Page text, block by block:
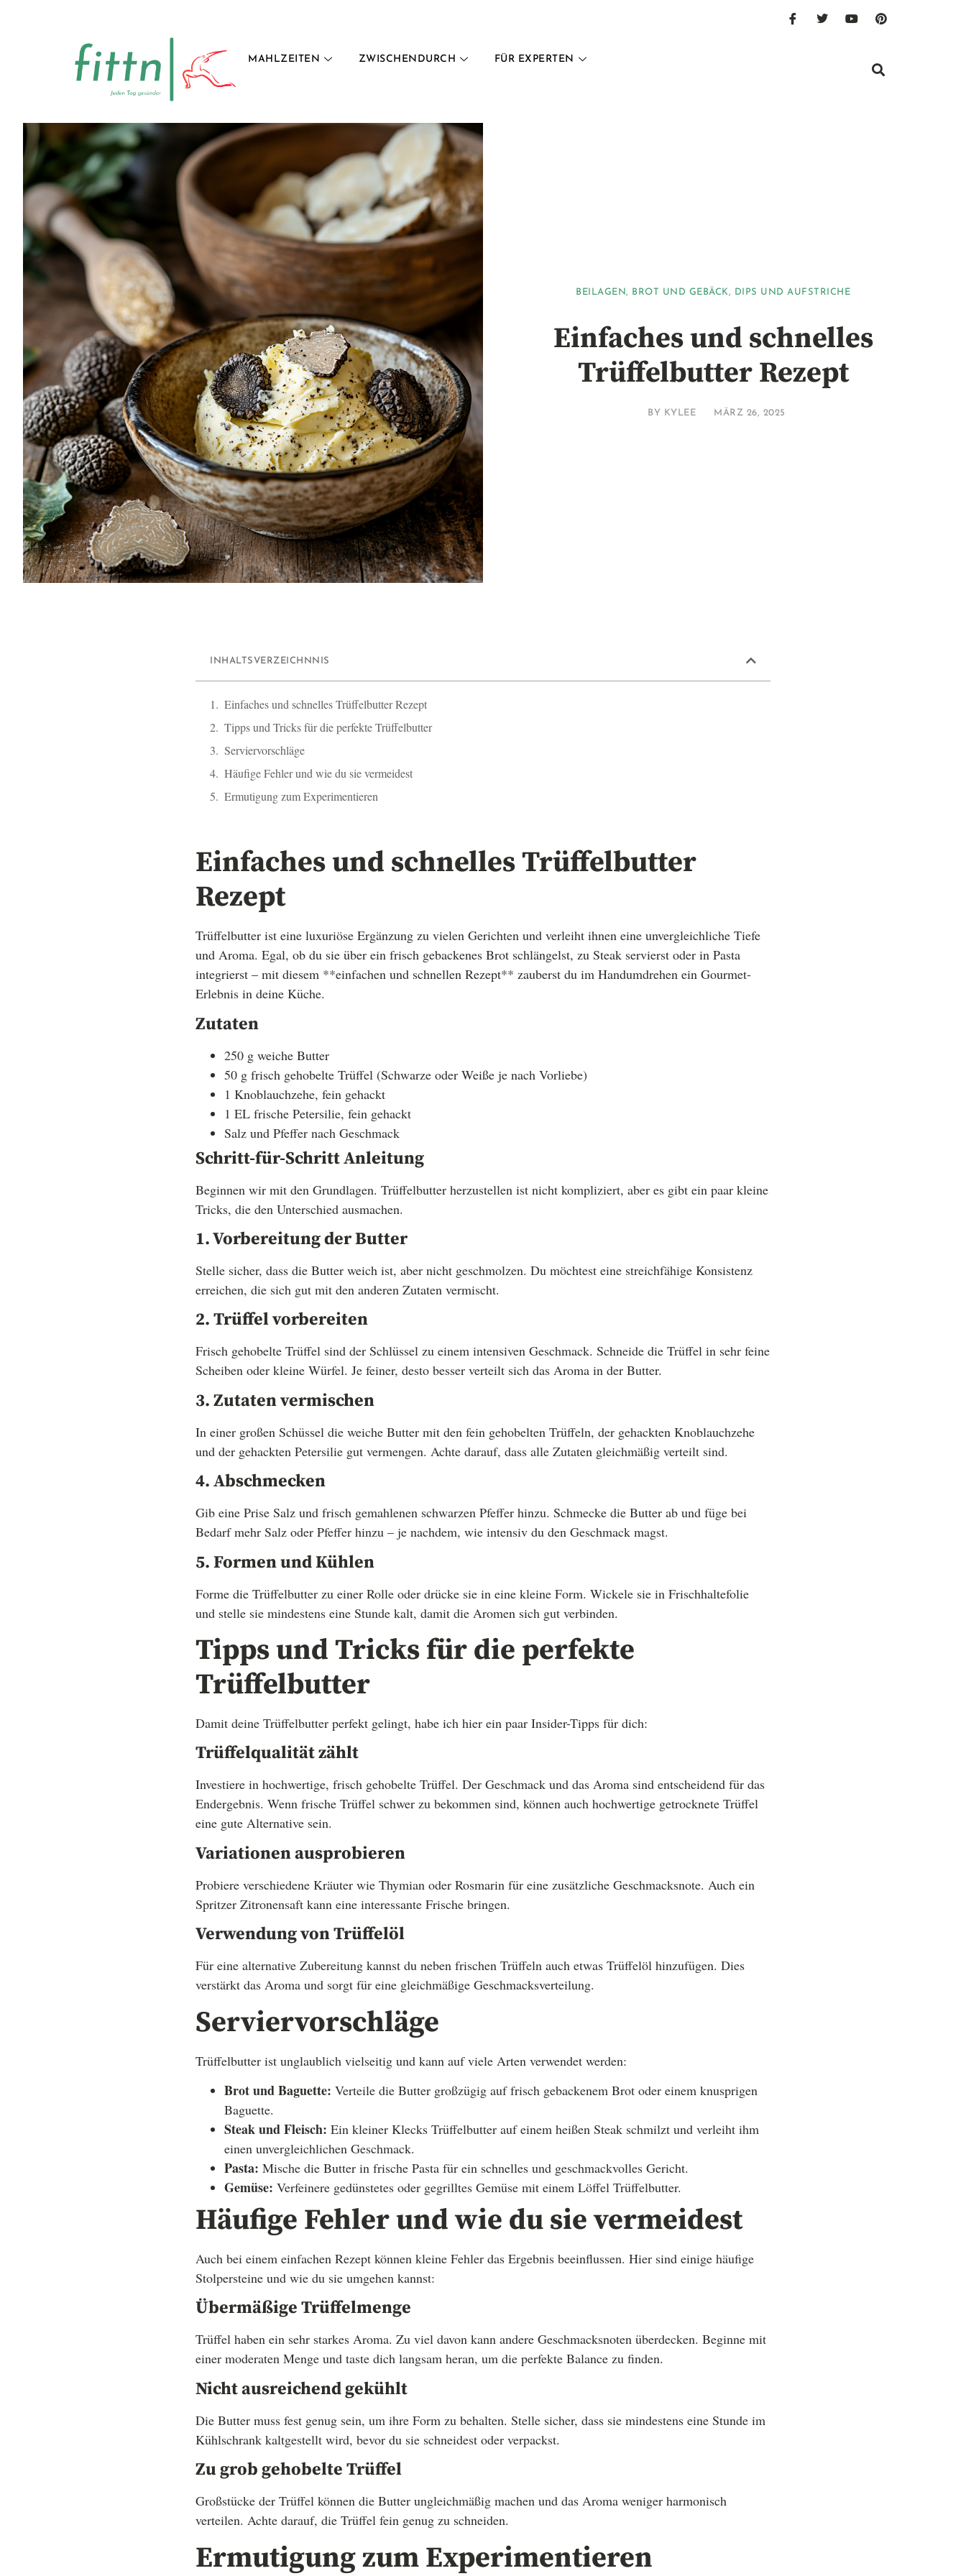
MAHLZEITEN ZWISCHENDURCH FÜR EXPERTEN
BEILAGEN, BROT UND GEBÄCK, DIPS UND AUFSTRICHE
Einfaches und schnelles
Trüffelbutter Rezept
BY KYLEE MÄRZ 26, 2025
INHALTSVERZEICHNNIS
Einfaches und schnelles Trüffelbutter Rezept
Tipps und Tricks für die perfekte Trüffelbutter
Serviervorschläge
Häufige Fehler und wie du sie vermeidest
Ermutigung zum Experimentieren
Einfaches und schnelles Trüffelbutter
Rezept
Trüffelbutter ist eine luxuriöse Ergänzung zu vielen Gerichten und verleiht ihnen eine unvergleichliche Tiefe
und Aroma. Egal, ob du sie über ein frisch gebackenes Brot schlängelst, zu Steak servierst oder in Pasta
integrierst – mit diesem **einfachen und schnellen Rezept** zauberst du im Handumdrehen ein Gourmet-
Erlebnis in deine Küche.
Zutaten
250 g weiche Butter
50 g frisch gehobelte Trüffel (Schwarze oder Weiße je nach Vorliebe)
1 Knoblauchzehe, fein gehackt
1 EL frische Petersilie, fein gehackt
Salz und Pfeffer nach Geschmack
Schritt-für-Schritt Anleitung
Beginnen wir mit den Grundlagen. Trüffelbutter herzustellen ist nicht kompliziert, aber es gibt ein paar kleine
Tricks, die den Unterschied ausmachen.
1. Vorbereitung der Butter
Stelle sicher, dass die Butter weich ist, aber nicht geschmolzen. Du möchtest eine streichfähige Konsistenz
erreichen, die sich gut mit den anderen Zutaten vermischt.
2. Trüffel vorbereiten
Frisch gehobelte Trüffel sind der Schlüssel zu einem intensiven Geschmack. Schneide die Trüffel in sehr feine
Scheiben oder kleine Würfel. Je feiner, desto besser verteilt sich das Aroma in der Butter.
3. Zutaten vermischen
In einer großen Schüssel die weiche Butter mit den fein gehobelten Trüffeln, der gehackten Knoblauchzehe
und der gehackten Petersilie gut vermengen. Achte darauf, dass alle Zutaten gleichmäßig verteilt sind.
4. Abschmecken
Gib eine Prise Salz und frisch gemahlenen schwarzen Pfeffer hinzu. Schmecke die Butter ab und füge bei
Bedarf mehr Salz oder Pfeffer hinzu – je nachdem, wie intensiv du den Geschmack magst.
5. Formen und Kühlen
Forme die Trüffelbutter zu einer Rolle oder drücke sie in eine kleine Form. Wickele sie in Frischhaltefolie
und stelle sie mindestens eine Stunde kalt, damit die Aromen sich gut verbinden.
Tipps und Tricks für die perfekte
Trüffelbutter
Damit deine Trüffelbutter perfekt gelingt, habe ich hier ein paar Insider-Tipps für dich:
Trüffelqualität zählt
Investiere in hochwertige, frisch gehobelte Trüffel. Der Geschmack und das Aroma sind entscheidend für das
Endergebnis. Wenn frische Trüffel schwer zu bekommen sind, können auch hochwertige getrocknete Trüffel
eine gute Alternative sein.
Variationen ausprobieren
Probiere verschiedene Kräuter wie Thymian oder Rosmarin für eine zusätzliche Geschmacksnote. Auch ein
Spritzer Zitronensaft kann eine interessante Frische bringen.
Verwendung von Trüffelöl
Für eine alternative Zubereitung kannst du neben frischen Trüffeln auch etwas Trüffelöl hinzufügen. Dies
verstärkt das Aroma und sorgt für eine gleichmäßige Geschmacksverteilung.
Serviervorschläge
Trüffelbutter ist unglaublich vielseitig und kann auf viele Arten verwendet werden:
Brot und Baguette: Verteile die Butter großzügig auf frisch gebackenem Brot oder einem knusprigen
Baguette.
Steak und Fleisch: Ein kleiner Klecks Trüffelbutter auf einem heißen Steak schmilzt und verleiht ihm
einen unvergleichlichen Geschmack.
Pasta: Mische die Butter in frische Pasta für ein schnelles und geschmackvolles Gericht.
Gemüse: Verfeinere gedünstetes oder gegrilltes Gemüse mit einem Löffel Trüffelbutter.
Häufige Fehler und wie du sie vermeidest
Auch bei einem einfachen Rezept können kleine Fehler das Ergebnis beeinflussen. Hier sind einige häufige
Stolpersteine und wie du sie umgehen kannst:
Übermäßige Trüffelmenge
Trüffel haben ein sehr starkes Aroma. Zu viel davon kann andere Geschmacksnoten überdecken. Beginne mit
einer moderaten Menge und taste dich langsam heran, um die perfekte Balance zu finden.
Nicht ausreichend gekühlt
Die Butter muss fest genug sein, um ihre Form zu behalten. Stelle sicher, dass sie mindestens eine Stunde im
Kühlschrank kaltgestellt wird, bevor du sie schneidest oder verpackst.
Zu grob gehobelte Trüffel
Großstücke der Trüffel können die Butter ungleichmäßig machen und das Aroma weniger harmonisch
verteilen. Achte darauf, die Trüffel fein genug zu schneiden.
Ermutigung zum Experimentieren